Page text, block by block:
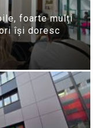
foarte mulți
își doresc